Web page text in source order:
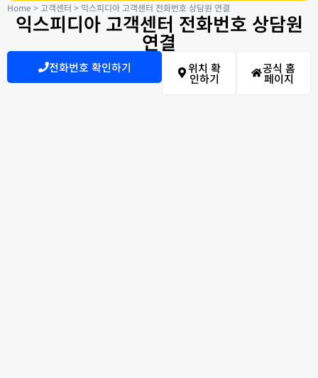
Home>고객센터 >익스피디아 고객센터 전화번호 상담원 연결
익스피디아 고객센터 전화번호 상담원
연결
전화번호 확인하기 위치 확
인하기
공식 홈
페이지